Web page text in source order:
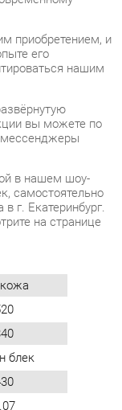
вы можете по
нашем шоу-
Екатеринбург.
на странице